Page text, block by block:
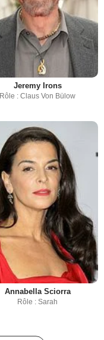
Jeremy Irons
Rôle : Claus Von Bülow
Annabella Sciorra
Rôle : Sarah